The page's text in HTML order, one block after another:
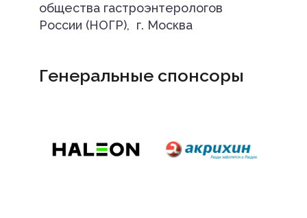
общества гастроэнтерологов
России (НОГР), г. Москва
Генеральные спонсоры